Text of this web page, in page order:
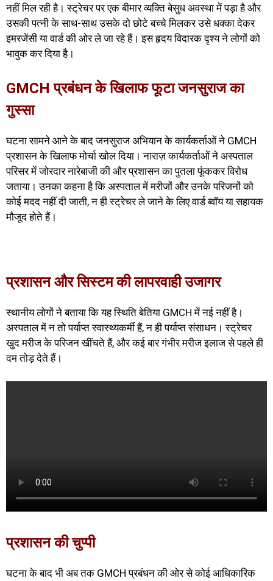
नहीं मिल रही है। स्ट्रेचर पर एक बीमार व्यक्ति बेसुध अवस्था में पड़ा है और
उसकी पत्नी के साथ-साथ उसके दो छोटे बच्चे मिलकर उसे धक्का देकर
इमरजेंसी या वार्ड की ओर ले जा रहे हैं। इस हृदय विदारक दृश्य ने लोगों को
भावुक कर दिया है।
GMCH प्रबंधन के खिलाफ फूटा जनसुराज का
गुस्सा
घटना सामने आने के बाद जनसुराज अभियान के कार्यकर्ताओं ने GMCH
प्रशासन के खिलाफ मोर्चा खोल दिया। नाराज़ कार्यकर्ताओं ने अस्पताल
परिसर में जोरदार नारेबाजी की और प्रशासन का पुतला फूंककर विरोध
जताया। उनका कहना है कि अस्पताल में मरीजों और उनके परिजनों को
कोई मदद नहीं दी जाती, न ही स्ट्रेचर ले जाने के लिए वार्ड ब्वॉय या सहायक
मौजूद होते हैं।
प्रशासन और सिस्टम की लापरवाही उजागर
स्थानीय लोगों ने बताया कि यह स्थिति बेतिया GMCH में नई नहीं है।
अस्पताल में न तो पर्याप्त स्वास्थ्यकर्मी हैं, न ही पर्याप्त संसाधन। स्ट्रेचर
खुद मरीज के परिजन खींचते हैं, और कई बार गंभीर मरीज इलाज से पहले ही
दम तोड़ देते हैं।
प्रशासन की चुप्पी
घटना के बाद भी अब तक GMCH प्रबंधन की ओर से कोई आधिकारिक